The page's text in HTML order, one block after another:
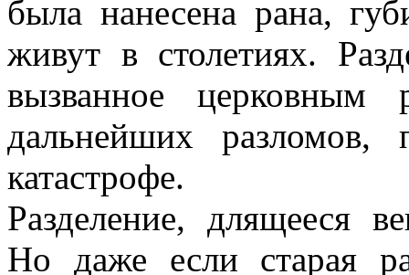
была нанесена рана,
живут в столетиях.
вызванное церковным
дальнейших разломов,
катастрофе.
Разделение, длящееся
Но даже если старая